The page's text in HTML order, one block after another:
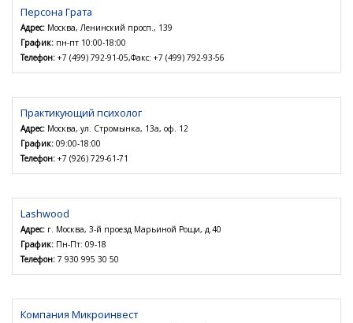
Персона Грата
Адрес: Москва, Ленинский просп., 139
График: пн-пт 10:00-18:00
Телефон: +7 (499) 792-91-05,Факс: +7 (499) 792-93-56
Практикующий психолог
Адрес: Москва, ул. Стромынка, 13а, оф. 12
График: 09:00-18:00
Телефон: +7 (926) 729-61-71
Lashwood
Адрес: г. Москва, 3-й проезд Марьиной Рощи, д.40
График: Пн-Пт: 09-18
Телефон: 7 930 995 30 50
Компания Микроинвест